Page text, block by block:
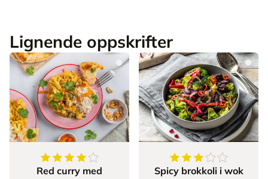
Lignende oppskrifter
4.1av5 stjerner
Red curry med
3.5av5stjerner
Spicy brokkoli i wok